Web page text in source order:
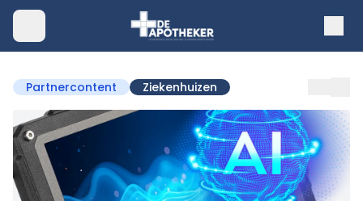
Partnercontent Ziekenhuizen